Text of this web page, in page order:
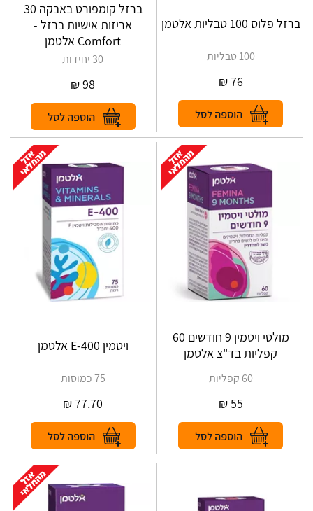
ברזל פלוס 100 טבליות אלטמן
100 טבליות
76
₪
ברזל קומפורט באבקה 30
אריזות אישיות ברזל -
Comfort אלטמן
30 יחידות
98
₪
מולטי ויטמין 9 חודשים 60
קפליות בד"צ אלטמן
60 קפליות
55
₪
ויטמין E-400 אלטמן
75 כמוסות
77.70
₪